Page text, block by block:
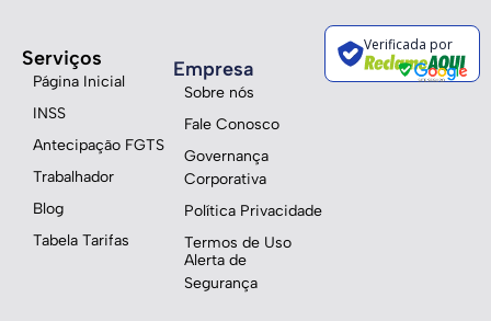
Serviços
Página Inicial
INSS
Antecipação FGTS
Trabalhador
Blog
Tabela Tarifas
Empresa
Sobre nós
Fale Conosco
Governança
Corporativa
Política Privacidade
Termos de Uso
Alerta de
Segurança
Verificada por